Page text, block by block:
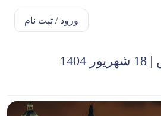
ورود / ثبت نام